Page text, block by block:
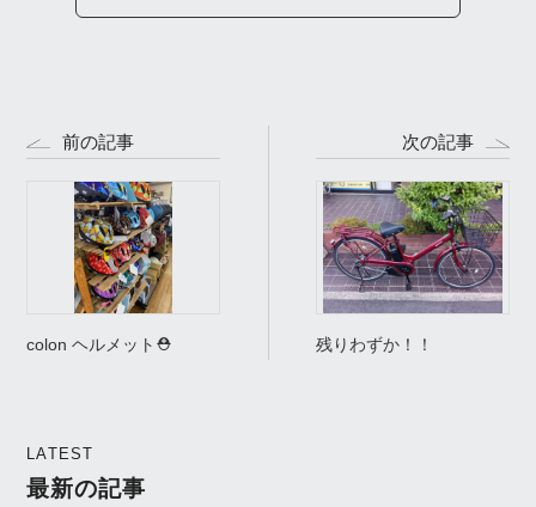
前の記事
colon ヘルメット⛑
次の記事
残りわずか！！
LATEST
最新の記事